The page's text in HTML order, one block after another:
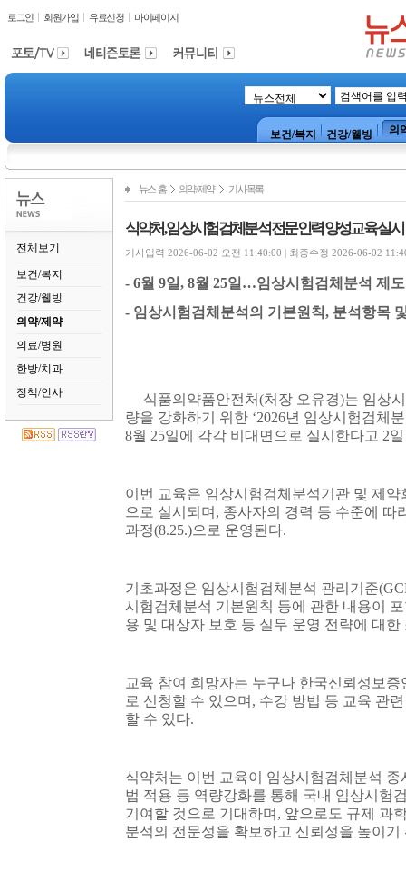
로그인 회원가입 유료신청 마이페이지
보건/복지 건강/웰빙 의
전체보기
보건/복지
건강/웰빙
의약/제약
의료/병원
한방/치과
정책/인사
뉴스 홈 의약/제약 기사목록
식약처, 임상시험검체분석 전문인력 양성교육 실시
기사입력 2026-06-02 오전 11:40:00 | 최종수정 2026-06-02
- 6월 9일, 8월 25일 …임상시험검체분석 제
- 임상시험검체분석의 기본원칙, 분석항목
식품의약품안전처(처장 오유경)는 임상
량을 강화하기 위한 ‘2026년 임상시험검체
8월 25일에 각각 비대면으로 실시한다고 2
이번 교육은 임상시험검체분석기관 및 제약
으로 실시되며 , 종사자의 경력 등 수준에 따
과정(8.25.)으로 운영된다.
기초과정은 임상시험검체분석 관리기준
시험검체분석 기본원칙 등에 관한 내용이
용 및 대상자 보호 등 실무 운영 전략에 대한
교육 참여 희망자는 누구나 한국신뢰성보증
로 신청할 수 있으며 , 수강 방법 등 교육 관
할 수 있다.
식약처는 이번 교육이 임상시험검체분석
법 적용 등 역량강화를 통해 국내 임상시험
기여할 것으로 기대하며 , 앞으로도 규제 과
분석의 전문성을 확보하고 신뢰성을 높이